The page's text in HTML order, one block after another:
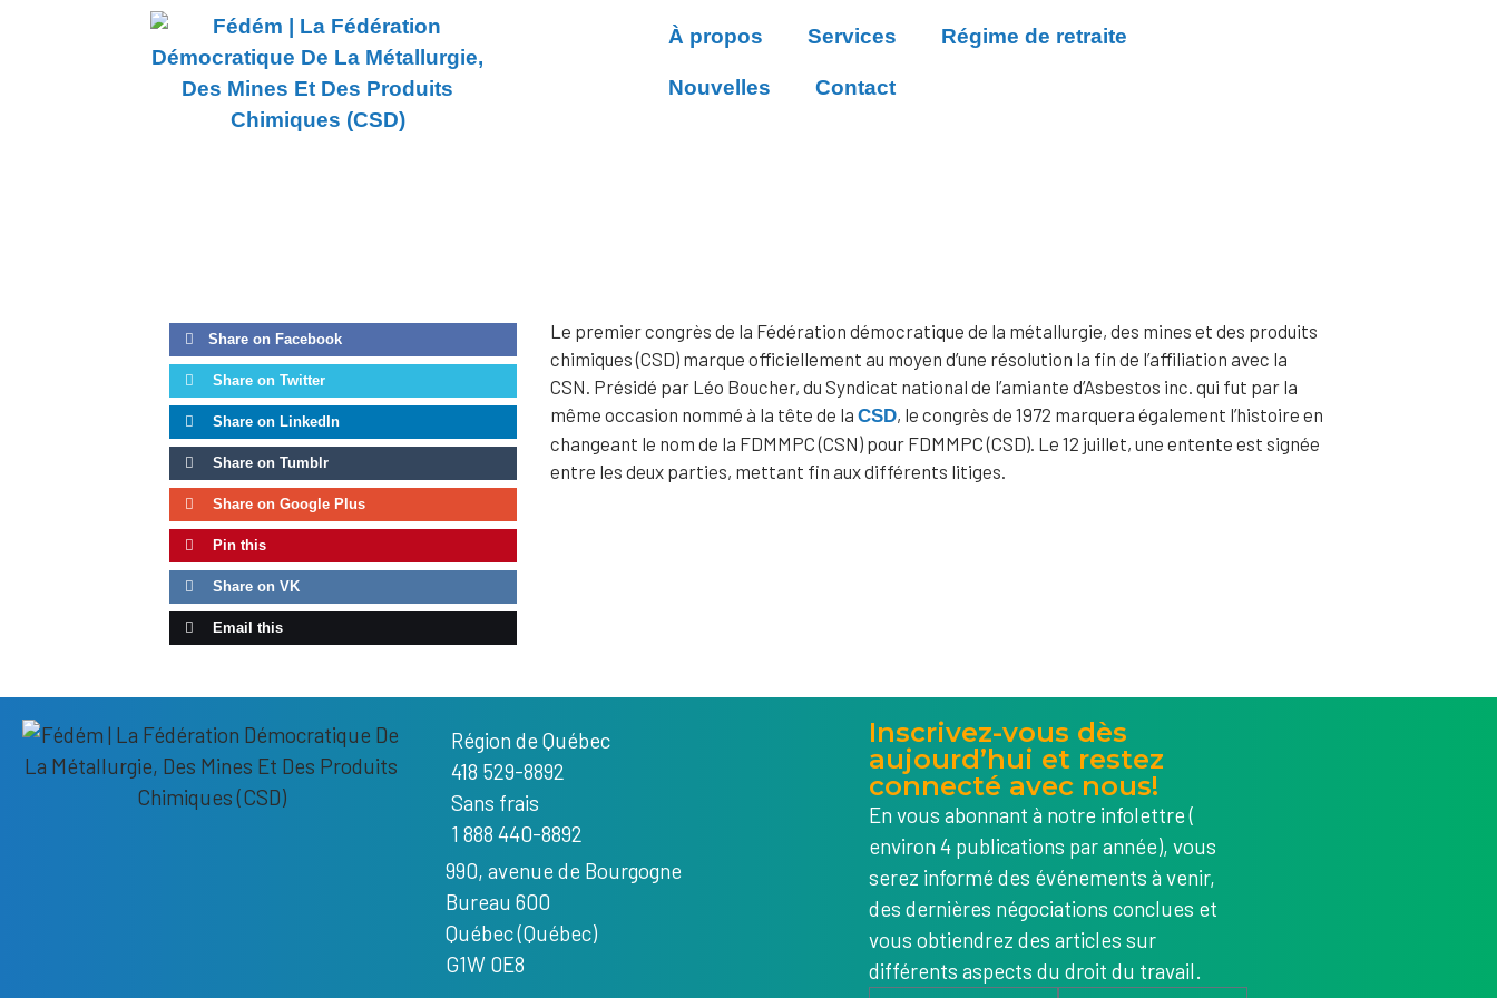
À propos Services Régime de retraite
Nouvelles Contact
Share on Facebook
Share on Twitter
Share on LinkedIn
Share on Tumblr
Share on Google Plus
Pin this
Share on VK
Email this
Le premier congrès de la Fédération démocratique de la métallurgie, des mines et des produits
chimiques (CSD) marque officiellement au moyen d’une résolution la fin de l’affiliation avec la
CSN. Présidé par Léo Boucher, du Syndicat national de l’amiante d’Asbestos inc. qui fut par la
même occasion nommé à la tête de la CSD, le congrès de 1972 marquera également l’histoire en
changeant le nom de la FDMMPC (CSN) pour FDMMPC (CSD). Le 12 juillet, une entente est signée
entre les deux parties, mettant fin aux différents litiges.
Région de Québec
418 529-8892
Sans frais
1 888 440-8892
990, avenue de Bourgogne
Bureau 600
Québec (Québec)
G1W 0E8
Inscrivez-vous dès
aujourd’hui et restez
connecté avec nous!
En vous abonnant à notre infolettre (
environ 4 publications par année), vous
serez informé des événements à venir,
des dernières négociations conclues et
vous obtiendrez des articles sur
différents aspects du droit du travail.